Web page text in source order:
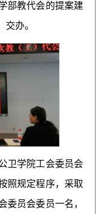
部教代会的提案建
办。
卫学院工会委员会
照规定程序，采取
委员会委员一名，